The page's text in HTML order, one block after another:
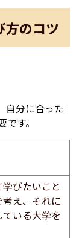
方のコツ
自分に合った
す。
びたいこと
え、それに
いる大学を